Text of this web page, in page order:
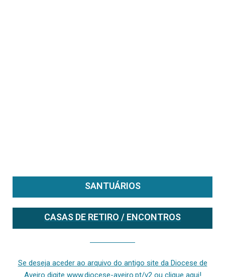
SANTUÁRIOS
CASAS DE RETIRO / ENCONTROS
Se deseja aceder ao arquivo do antigo site da Diocese de
Aveiro digite www.diocese-aveiro.pt/v2 ou clique aqui!